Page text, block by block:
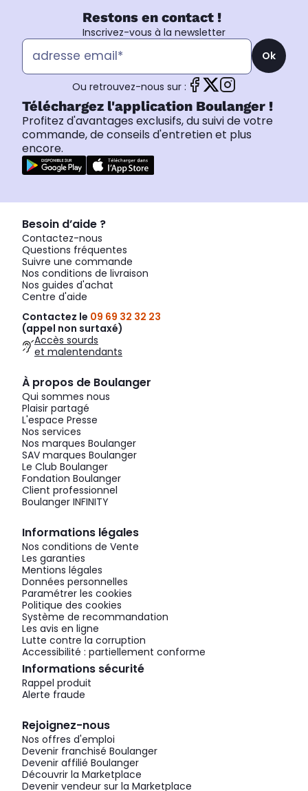
Restons en contact !
Inscrivez-vous à la newsletter
Ok
Ou retrouvez-nous sur :
Téléchargez l'application Boulanger !
Profitez d'avantages exclusifs, du suivi de votre
commande, de conseils d'entretien et plus
encore.
Besoin d’aide ?
Contactez-nous
Questions fréquentes
Suivre une commande
Nos conditions de livraison
Nos guides d'achat
Centre d'aide
Contactez le 09 69 32 32 23
(appel non surtaxé)
Accès sourds
et malentendants
À propos de Boulanger
Qui sommes nous
Plaisir partagé
L'espace Presse
Nos services
Nos marques Boulanger
SAV marques Boulanger
Le Club Boulanger
Fondation Boulanger
Client professionnel
Boulanger INFINITY
Informations légales
Nos conditions de Vente
Les garanties
Mentions légales
Données personnelles
Paramétrer les cookies
Politique des cookies
Système de recommandation
Les avis en ligne
Lutte contre la corruption
Accessibilité : partiellement conforme
Informations sécurité
Rappel produit
Alerte fraude
Rejoignez-nous
Nos offres d'emploi
Devenir franchisé Boulanger
Devenir affilié Boulanger
Découvrir la Marketplace
Devenir vendeur sur la Marketplace